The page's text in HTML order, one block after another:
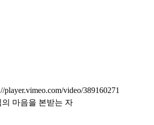
player.vimeo.com/video/389160271
의 마음을 본받는 자